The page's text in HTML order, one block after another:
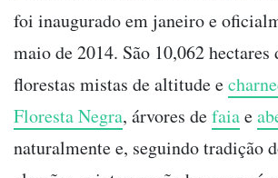
foi inaugurado em janeiro e
maio de 2014. São 10,062 hectares
florestas mistas de altitude e
Floresta Negra, árvores defaiae
naturalmente e, seguindo tradição